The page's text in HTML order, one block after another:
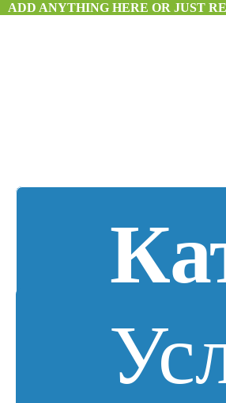
ADD ANYTHING HERE OR JUST